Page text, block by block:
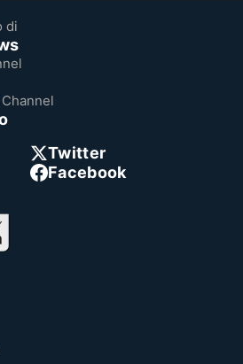
di
Twitter
Facebook